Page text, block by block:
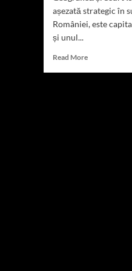
așezată strategic în
României, este
și unul...
Read MoreRead